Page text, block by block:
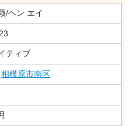
/ヘン エイ
ティブ
相模原市南区